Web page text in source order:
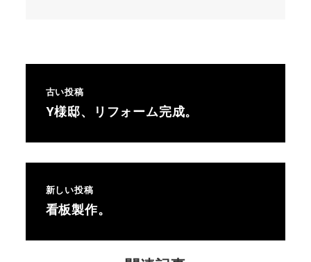
古い投稿
Y様邸、リフォーム完成。
新しい投稿
看板製作。